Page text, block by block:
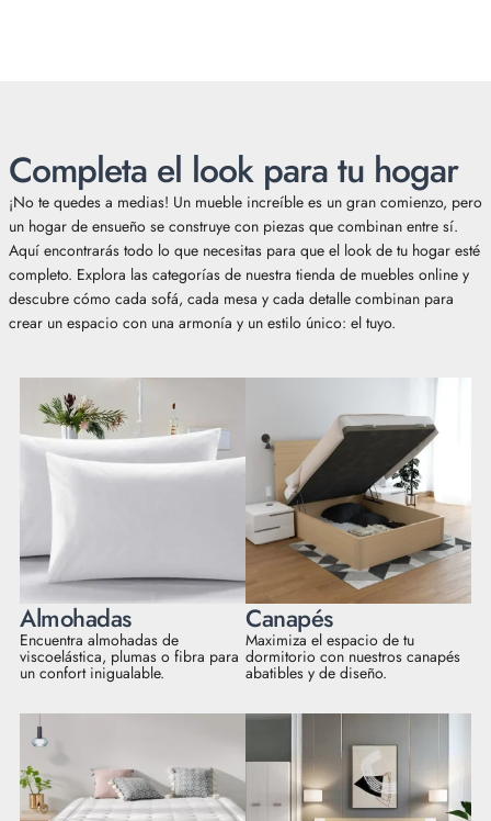
Completa el look para tu hogar
¡No te quedes a medias! Un mueble increíble es un gran comienzo, pero
un hogar de ensueño se construye con piezas que combinan entre sí.
Aquí encontrarás todo lo que necesitas para que el look de tu hogar esté
completo. Explora las categorías de nuestra tienda de muebles online y
descubre cómo cada sofá, cada mesa y cada detalle combinan para
crear un espacio con una armonía y un estilo único: el tuyo.
Almohadas
Encuentra almohadas de
viscoelástica, plumas o fibra para
un confort inigualable.
Canapés
Maximiza el espacio de tu
dormitorio con nuestros canapés
abatibles y de diseño.